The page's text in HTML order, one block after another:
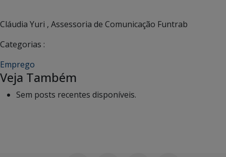
Cláudia Yuri , Assessoria de Comunicação Funtrab
Categorias :
Emprego
Veja Também
Sem posts recentes disponíveis.